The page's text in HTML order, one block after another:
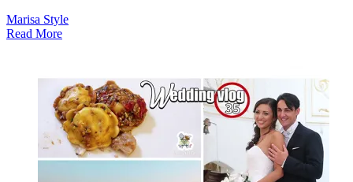
Marisa Style
Read More